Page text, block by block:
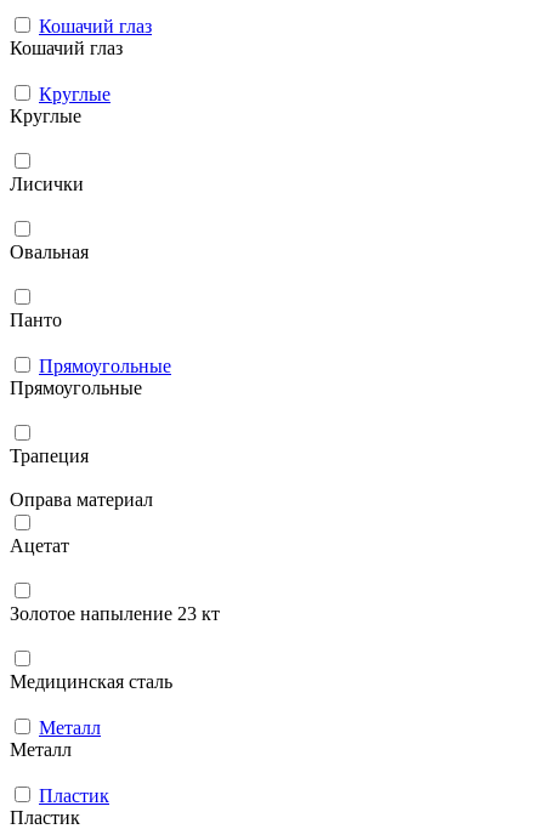
Кошачий глаз
Кошачий глаз
Круглые
Круглые
Лисички
Овальная
Панто
Прямоугольные
Прямоугольные
Трапеция
Оправа материал
Ацетат
Золотое напыление 23 кт
Медицинская сталь
Металл
Металл
Пластик
Пластик